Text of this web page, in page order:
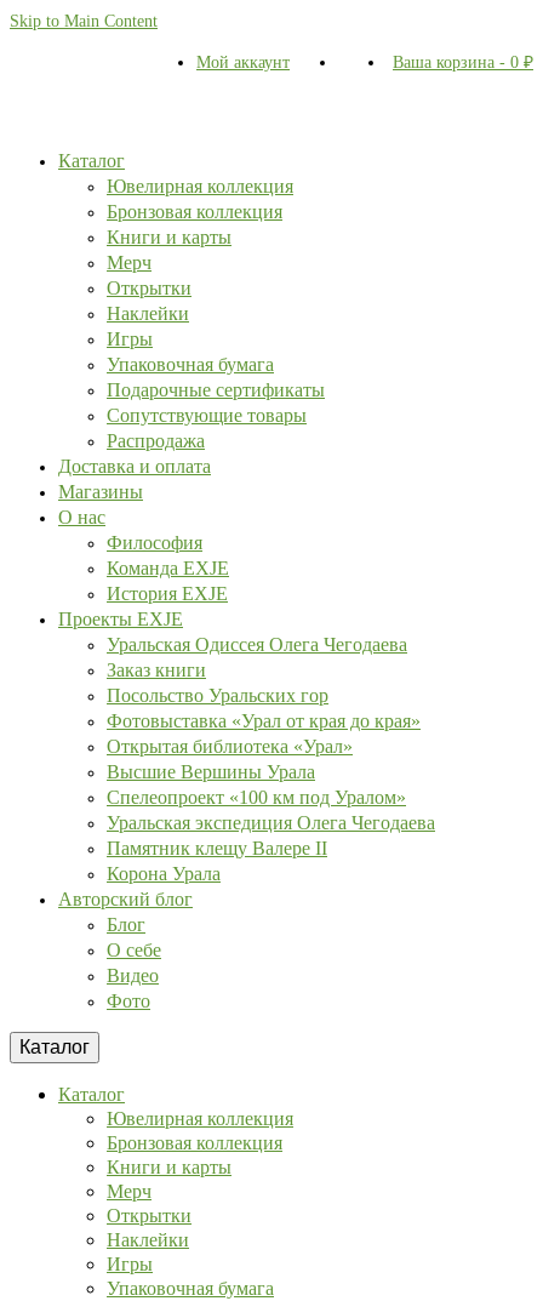
Skip to Main Content
Мой аккаунт Ваша корзина - 0 ₽
Каталог
Ювелирная коллекция
Бронзовая коллекция
Книги и карты
Мерч
Открытки
Наклейки
Игры
Упаковочная бумага
Подарочные сертификаты
Сопутствующие товары
Распродажа
Доставка и оплата
Магазины
О нас
Философия
Команда EXJE
История EXJE
Проекты EXJE
Уральская Одиссея Олега Чегодаева
Заказ книги
Посольство Уральских гор
Фотовыставка «Урал от края до края»
Открытая библиотека «Урал»
Высшие Вершины Урала
Спелеопроект «100 км под Уралом»
Уральская экспедиция Олега Чегодаева
Памятник клещу Валере II
Корона Урала
Авторский блог
Блог
О себе
Видео
Фото
Каталог
Каталог
Ювелирная коллекция
Бронзовая коллекция
Книги и карты
Мерч
Открытки
Наклейки
Игры
Упаковочная бумага